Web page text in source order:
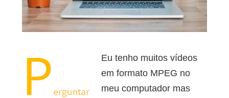
Eu tenho muitos vídeos
em formato MPEG no
meu computador mas